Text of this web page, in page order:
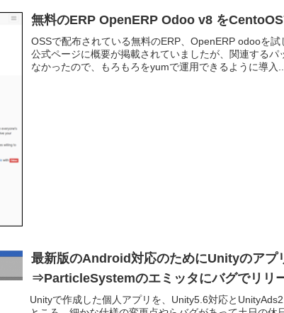
無料のERP OpenERP Odoo v8 を
OSSで配布されている無料のERP、OpenERP odooを
公式ページに概要が掲載されていましたが、関連する
なかったので、もろもろをyumで運用できるように導入
最新版のAndroid対応のためにUnityのアプ
⇒ParticleSystemのエミッタにバグでリリ
Unityで作成した個人アプリを、Unity5.6対応と